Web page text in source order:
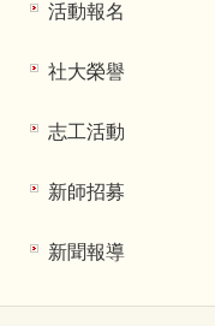
活動報名
社大榮譽
志工活動
新師招募
新聞報導